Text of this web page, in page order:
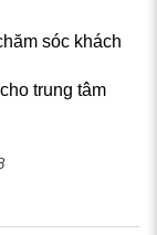
sóc khách
trung tâm